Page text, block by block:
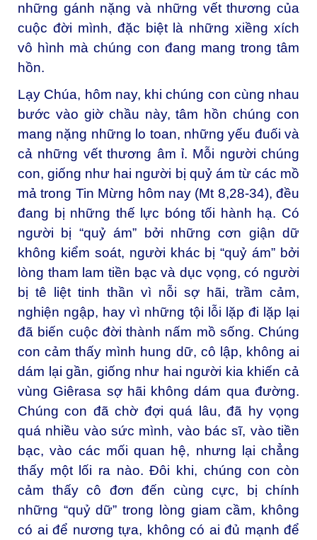
những gánh nặng và những vết thương của
cuộc đời mình, đặc biệt là những xiềng xích
vô hình mà chúng con đang mang trong tâm
hồn.
Lạy Chúa, hôm nay, khi chúng con cùng nhau
bước vào giờ chầu này, tâm hồn chúng con
mang nặng những lo toan, những yếu đuối và
cả những vết thương âm ỉ. Mỗi người chúng
con, giống như hai người bị quỷ ám từ các mồ
mả trong Tin Mừng hôm nay (Mt 8,28-34), đều
đang bị những thế lực bóng tối hành hạ. Có
người bị “quỷ ám” bởi những cơn giận dữ
không kiểm soát, người khác bị “quỷ ám” bởi
lòng tham lam tiền bạc và dục vọng, có người
bị tê liệt tinh thần vì nỗi sợ hãi, trầm cảm,
nghiện ngập, hay vì những tội lỗi lặp đi lặp lại
đã biến cuộc đời thành nấm mồ sống. Chúng
con cảm thấy mình hung dữ, cô lập, không ai
dám lại gần, giống như hai người kia khiến cả
vùng Giêrasa sợ hãi không dám qua đường.
Chúng con đã chờ đợi quá lâu, đã hy vọng
quá nhiều vào sức mình, vào bác sĩ, vào tiền
bạc, vào các mối quan hệ, nhưng lại chẳng
thấy một lối ra nào. Đôi khi, chúng con còn
cảm thấy cô đơn đến cùng cực, bị chính
những “quỷ dữ” trong lòng giam cầm, không
có ai để nương tựa, không có ai đủ mạnh để